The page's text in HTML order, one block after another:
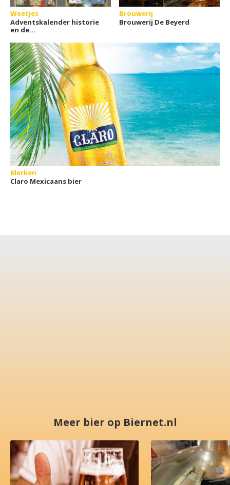
Weetjes
Adventskalender historie
en de
opkomst
Brouwerij
Brouwerij De Beyerd
Merken
Claro Mexicaans bier
Meer bier op Biernet.nl